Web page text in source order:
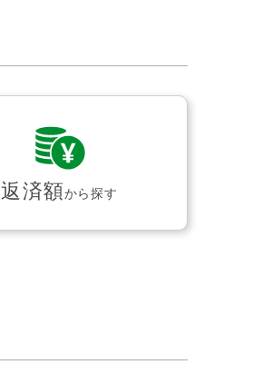
返済額から探す